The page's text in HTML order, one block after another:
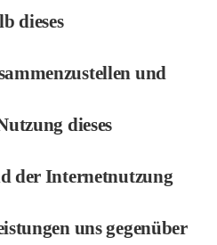
dieses
und
dieses
der Internetnutzung
uns gegenüber